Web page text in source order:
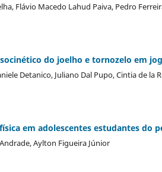
Flávio Macedo Lahud Paiva, Pedro
do joelho e tornozelo em
Detanico, Juliano Dal Pupo, Cintia de la
em adolescentes estudantes do
Aylton Figueira Júnior